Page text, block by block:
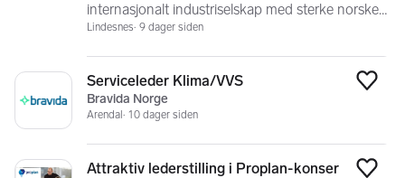
internasjonalt industriselskap med sterke norske
røtter?
Lindesnes 9 dager siden
Serviceleder Klima/VVS
Bravida Norge
Arendal 10 dager siden
Attraktiv lederstilling i Proplan-konser